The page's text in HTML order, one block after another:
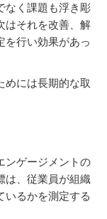
なく課題も浮き彫
はそれを改善、解
を行い効果があっ
めには長期的な取
ンゲージメントの
は、従業員が組織
いるかを測定する